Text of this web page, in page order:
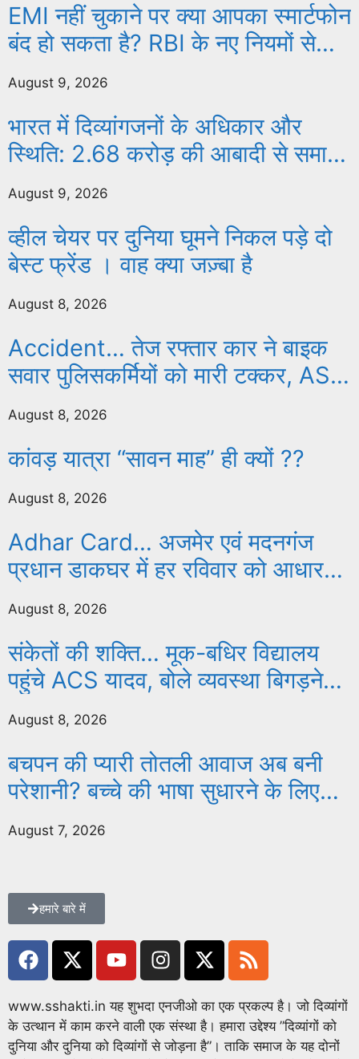
EMI नहीं चुकाने पर क्या आपका स्मार्टफोन
बंद हो सकता है? RBI के नए नियमों से
समझिए फोन लॉक और उपभोक्ता के
अधिकार
August 9, 2026
भारत में दिव्यांगजनों के अधिकार और
स्थिति: 2.68 करोड़ की आबादी से समान
अवसर की लड़ाई तक
August 9, 2026
व्हील चेयर पर दुनिया घूमने निकल पड़े दो
बेस्ट फ्रेंड । वाह क्या जज़्बा है
August 8, 2026
Accident… तेज रफ्तार कार ने बाइक
सवार पुलिसकर्मियों को मारी टक्कर, ASI
की हालत गंभीर, जयपुर रेफर
August 8, 2026
कांवड़ यात्रा “सावन माह” ही क्यों ??
August 8, 2026
Adhar Card… अजमेर एवं मदनगंज
प्रधान डाकघर में हर रविवार को आधार
सेवाओं का संचालन
August 8, 2026
संकेतों की शक्ति… मूक-बधिर विद्यालय
पहुंचे ACS यादव, बोले व्यवस्था बिगड़ने
वालों पर होगा एक्शन
August 8, 2026
बचपन की प्यारी तोतली आवाज अब बनी
परेशानी? बच्चे की भाषा सुधारने के लिए
क्या करें !
August 7, 2026
हमारे बारे में
www.sshakti.in यह शुभदा एनजीओ का एक प्रकल्प है। जो दिव्यांगों
के उत्थान में काम करने वाली एक संस्था है। हमारा उद्देश्य ”दिव्यांगों को
दुनिया और दुनिया को दिव्यांगों से जोड़ना है”। ताकि समाज के यह दोनों